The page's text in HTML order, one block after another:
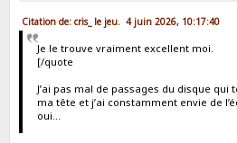
Citation de: cris_ le jeu. 4 juin 2026, 10:17:40
Je le trouve vraiment excellent moi.
[/quote
J’ai pas mal de passages du disque
ma tête et j’ai constamment envie de
oui…